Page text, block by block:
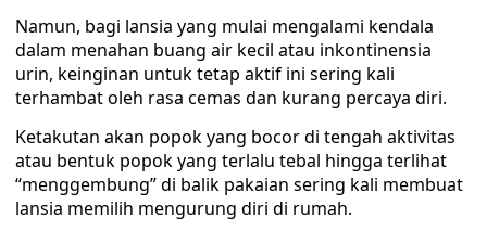
Namun, bagi lansia yang mulai mengalami kendala
dalam menahan buang air kecil atau inkontinensia
urin, keinginan untuk tetap aktif ini sering kali
terhambat oleh rasa cemas dan kurang percaya diri.
Ketakutan akan popok yang bocor di tengah aktivitas
atau bentuk popok yang terlalu tebal hingga terlihat
“menggembung” di balik pakaian sering kali membuat
lansia memilih mengurung diri di rumah.